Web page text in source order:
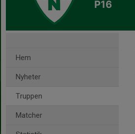
P16
Hem
Nyheter
Truppen
Matcher